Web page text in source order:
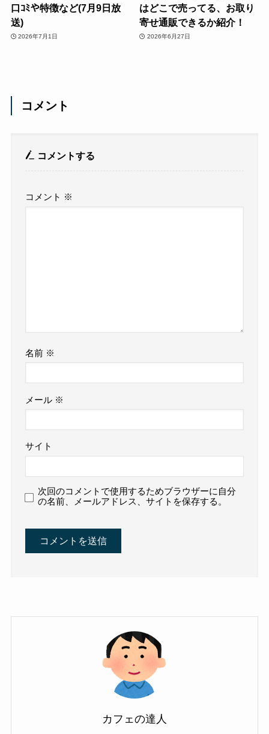
口ｺﾐや特徴など(7月9日放
送)
2026年7月1日
はどこで売ってる、お取り
寄せ通販できるか紹介！
2026年6月27日
コメント
コメントする
コメント ※
名前 ※
メール ※
サイト
次回のコメントで使用するためブラウザーに自分
の名前、メールアドレス、サイトを保存する。
カフェの達人